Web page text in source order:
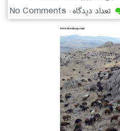
تعداد دیدگاه : No Comments